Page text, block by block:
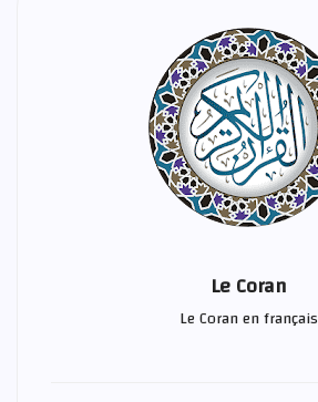
Le Coran
Le Coran en français